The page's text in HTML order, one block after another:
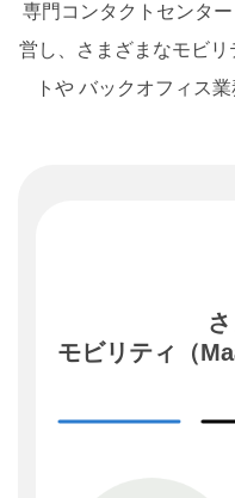
専門コンタクトセンター
営し、さまざまなモビ
トや バックオフィス
モビリティ（